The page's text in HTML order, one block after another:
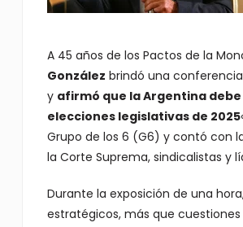
A 45 años de los Pactos de la
González brindó una
y afirmó que la Argentina
elecciones legislativas de 2025
Grupo de los 6 (G6) y contó con
la Corte Suprema, sindicalistas y
Durante la exposición de una
estratégicos, más que cuestiones